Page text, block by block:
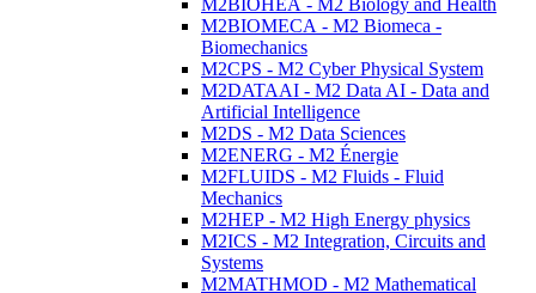
M2BIOHEA - M2 Biology and Health
M2BIOMECA - M2 Biomeca -
Biomechanics
M2CPS - M2 Cyber Physical System
M2DATAAI - M2 Data AI - Data and
Artificial Intelligence
M2DS - M2 Data Sciences
M2ENERG - M2 Énergie
M2FLUIDS - M2 Fluids - Fluid
Mechanics
M2HEP - M2 High Energy physics
M2ICS - M2 Integration, Circuits and
Systems
M2MATHMOD - M2 Mathematical